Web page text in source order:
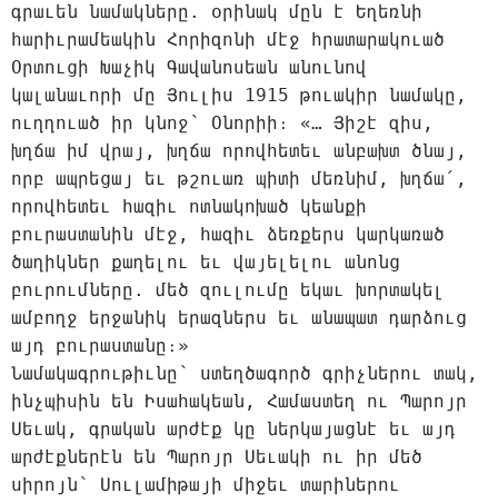
գրաւեն նամակները. օրինակ մըն է Եղեռնի
հարիւրամեակին Հորիզոնի մէջ հրատարակուած
Օրտուցի Խաչիկ Գավանոսեան անունով
կալանաւորի մը Յուլիս 1915 թուակիր նամակը,
ուղղուած իր կնոջ՝ Օնորիի։ «… Յիշէ զիս,
խղճա իմ վրայ, խղճա որովհետեւ անբախտ ծնայ,
որբ ապրեցայ եւ թշուառ պիտի մեռնիմ, խղճա՛,
որովհետեւ հազիւ ոտնակոխած կեանքի
բուրաստանին մէջ, հազիւ ձեռքերս կարկառած
ծաղիկներ քաղելու եւ վայելելու անոնց
բուրումները. մեծ զուլումը եկաւ խորտակել
ամբողջ երջանիկ երազներս եւ անապատ դարձուց
այդ բուրաստանը։»
Նամակագրութիւնը՝ ստեղծագործ գրիչներու տակ,
ինչպիսին են Իսահակեան, Համաստեղ ու Պարոյր
Սեւակ, գրական արժէք կը ներկայացնէ եւ այդ
արժէքներէն են Պարոյր Սեւակի ու իր մեծ
սիրոյն՝ Սուլամիթայի միջեւ տարիներու